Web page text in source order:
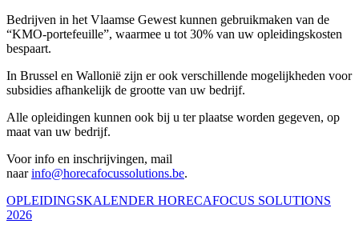
Bedrijven in het Vlaamse Gewest kunnen gebruikmaken van de
“KMO-portefeuille”, waarmee u tot 30% van uw opleidingskosten
bespaart.
In Brussel en Wallonië zijn er ook verschillende mogelijkheden voor
subsidies afhankelijk de grootte van uw bedrijf.
Alle opleidingen kunnen ook bij u ter plaatse worden gegeven, op
maat van uw bedrijf.
Voor info en inschrijvingen, mail
naarinfo@horecafocussolutions.be.
OPLEIDINGSKALENDER HORECAFOCUS SOLUTIONS
2026